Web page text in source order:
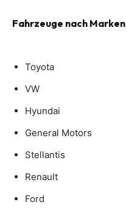
Fahrzeuge nach Marken
Toyota
VW
Hyundai
General Motors
Stellantis
Renault
Ford